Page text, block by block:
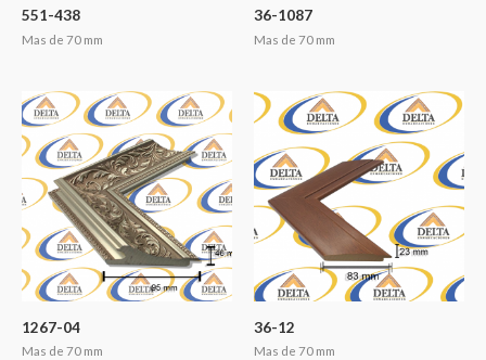
551-438
Mas de 70 mm
36-1087
Mas de 70 mm
1267-04
Mas de 70 mm
36-12
Mas de 70 mm